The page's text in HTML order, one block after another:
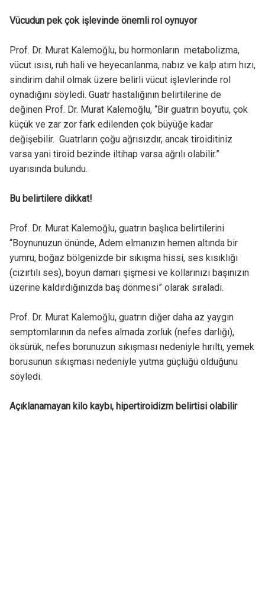
Vücudun pek çok işlevinde önemli rol oynuyor
Prof. Dr. Murat Kalemoğlu, bu hormonların metabolizma,
vücut ısısı, ruh hali ve heyecanlanma, nabız ve kalp atım hızı,
sindirim dahil olmak üzere belirli vücut işlevlerinde rol
oynadığını söyledi. Guatr hastalığının belirtilerine de
değinen Prof. Dr. Murat Kalemoğlu, “Bir guatrın boyutu, çok
küçük ve zar zor fark edilenden çok büyüğe kadar
değişebilir. Guatrların çoğu ağrısızdır, ancak tiroiditiniz
varsa yani tiroid bezinde iltihap varsa ağrılı olabilir.”
uyarısında bulundu.
Bu belirtilere dikkat!
Prof. Dr. Murat Kalemoğlu, guatrın başlıca belirtilerini
“Boynunuzun önünde, Adem elmanızın hemen altında bir
yumru, boğaz bölgenizde bir sıkışma hissi, ses kısıklığı
(cızırtılı ses), boyun damarı şişmesi ve kollarınızı başınızın
üzerine kaldırdığınızda baş dönmesi” olarak sıraladı.
Prof. Dr. Murat Kalemoğlu, guatrın diğer daha az yaygın
semptomlarının da nefes almada zorluk (nefes darlığı),
öksürük, nefes borunuzun sıkışması nedeniyle hırıltı, yemek
borusunun sıkışması nedeniyle yutma güçlüğü olduğunu
söyledi.
Açıklanamayan kilo kaybı, hipertiroidizm belirtisi olabilir